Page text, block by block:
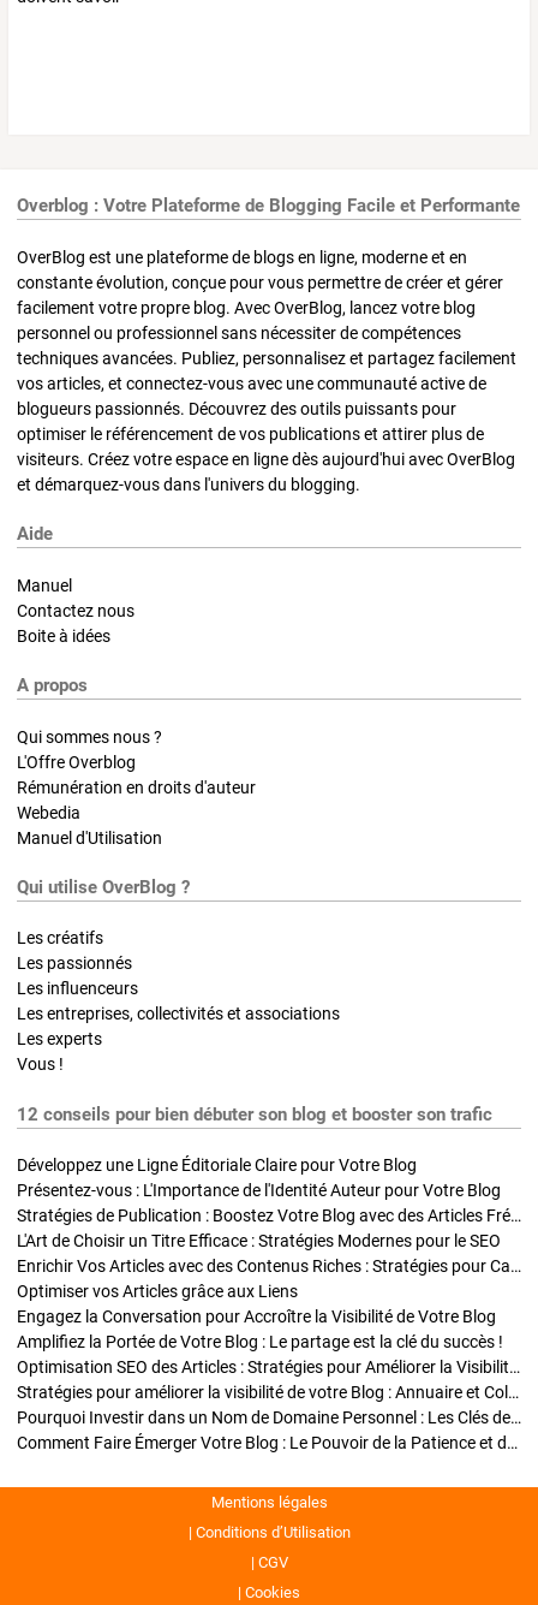
Overblog : Votre Plateforme de Blogging Facile et Performante
OverBlog est une plateforme de blogs en ligne, moderne et en
constante évolution, conçue pour vous permettre de créer et gérer
facilement votre propre blog. Avec OverBlog, lancez votre blog
personnel ou professionnel sans nécessiter de compétences
techniques avancées. Publiez, personnalisez et partagez facilement
vos articles, et connectez-vous avec une communauté active de
blogueurs passionnés. Découvrez des outils puissants pour
optimiser le référencement de vos publications et attirer plus de
visiteurs. Créez votre espace en ligne dès aujourd'hui avec OverBlog
et démarquez-vous dans l'univers du blogging.
Aide
Manuel
Contactez nous
Boite à idées
A propos
Qui sommes nous ?
L'Offre Overblog
Rémunération en droits d'auteur
Webedia
Manuel d'Utilisation
Qui utilise OverBlog ?
Les créatifs
Les passionnés
Les influenceurs
Les entreprises, collectivités et associations
Les experts
Vous !
12 conseils pour bien débuter son blog et booster son trafic
Développez une Ligne Éditoriale Claire pour Votre Blog
Présentez-vous : L'Importance de l'Identité Auteur pour Votre Blog
Stratégies de Publication : Boostez Votre Blog avec des Articles Fréquents et Exclusifs
L'Art de Choisir un Titre Efficace : Stratégies Modernes pour le SEO
Enrichir Vos Articles avec des Contenus Riches : Stratégies pour Captiver et Optimiser
Optimiser vos Articles grâce aux Liens
Engagez la Conversation pour Accroître la Visibilité de Votre Blog
Amplifiez la Portée de Votre Blog : Le partage est la clé du succès !
Optimisation SEO des Articles : Stratégies pour Améliorer la Visibilité de Votre Blog
Stratégies pour améliorer la visibilité de votre Blog : Annuaire et Collaborations
Pourquoi Investir dans un Nom de Domaine Personnel : Les Clés de la Réussite de Votre Blog
Comment Faire Émerger Votre Blog : Le Pouvoir de la Patience et de la Persévérance
Mentions légales
Conditions d’Utilisation
CGV
Cookies